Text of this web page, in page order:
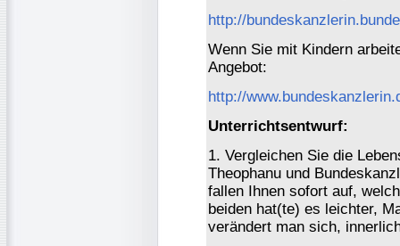
http://
Wenn Sie mit Kindern
Angebot:
http://
Unterrichtsentwurf:
1. Vergleichen Sie die
Theophanu und
fallen Ihnen sofort auf,
beiden hat(te) es leichter,
verändert man sich,